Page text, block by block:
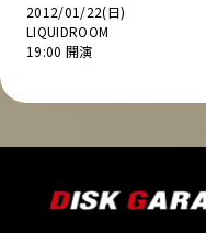
2012/01/22(日)
LIQUIDROOM
19:00 開演